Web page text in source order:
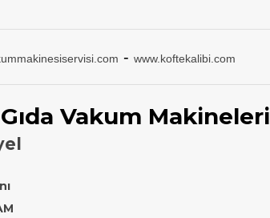
- www.koftekalibi.com
Vakum Makineleri